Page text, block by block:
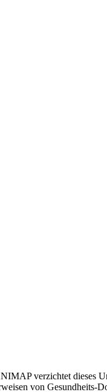
verzichtet dieses
von Gesundheits-